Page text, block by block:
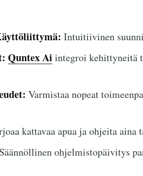
Intuitiivinen
Quntex Ai integroi kehittyneitä
Varmistaa nopeat
kattavaa apua ja ohjeita aina
Säännöllinen ohjelmistopäivitys